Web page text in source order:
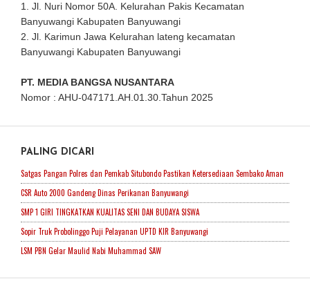
1. Jl. Nuri Nomor 50A. Kelurahan Pakis Kecamatan
Banyuwangi Kabupaten Banyuwangi
2. Jl. Karimun Jawa Kelurahan lateng kecamatan
Banyuwangi Kabupaten Banyuwangi
PT. MEDIA BANGSA NUSANTARA
Nomor : AHU-047171.AH.01.30.Tahun 2025
PALING DICARI
Satgas Pangan Polres dan Pemkab Situbondo Pastikan Ketersediaan Sembako Aman
CSR Auto 2000 Gandeng Dinas Perikanan Banyuwangi
SMP 1 GIRI TINGKATKAN KUALITAS SENI DAN BUDAYA SISWA
Sopir Truk Probolinggo Puji Pelayanan UPTD KIR Banyuwangi
LSM PBN Gelar Maulid Nabi Muhammad SAW